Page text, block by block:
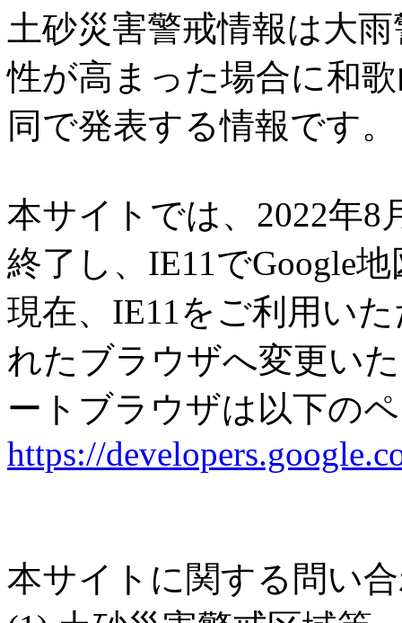
土砂災害警戒情報は大
性が高まった場合に和
同で発表する情報です。
本サイトでは、2022年8
終了し、IE11でGoogle
現在、IE11をご利用い
れたブラウザへ変更い
ートブラウザは以下の
https://
本サイトに関する問い